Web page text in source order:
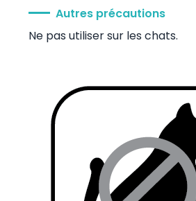
Autres précautions
Ne pas utiliser sur les chats.